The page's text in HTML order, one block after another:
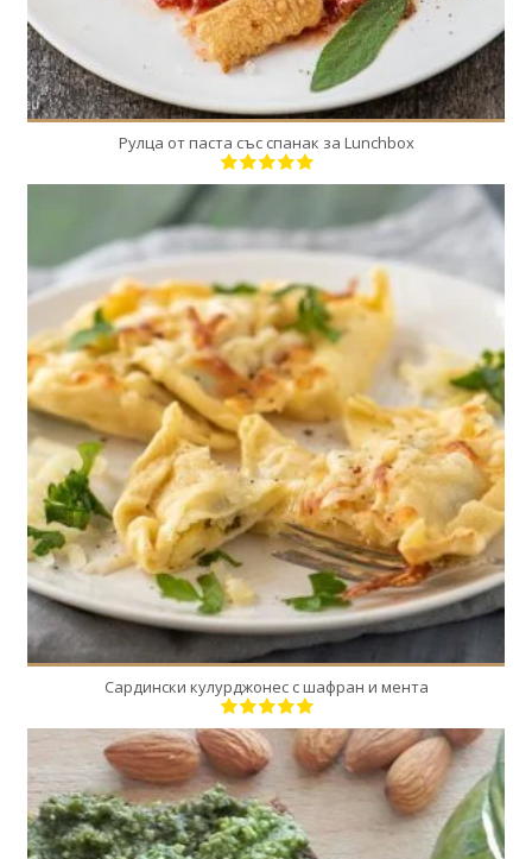
Рулца от паста със спанак за Lunchbox
50
8
30 Min
Сардински кулурджонес с шафран и мента